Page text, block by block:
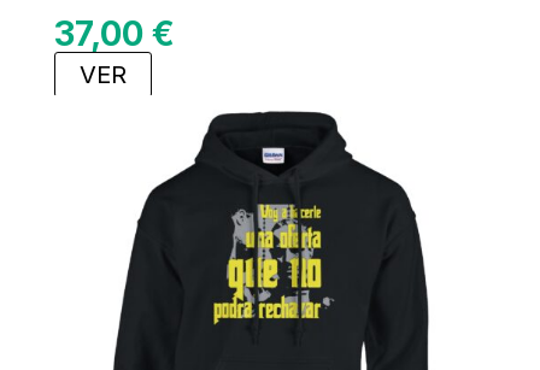
37,00 €
VER